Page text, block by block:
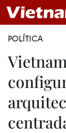
POLÍTICA